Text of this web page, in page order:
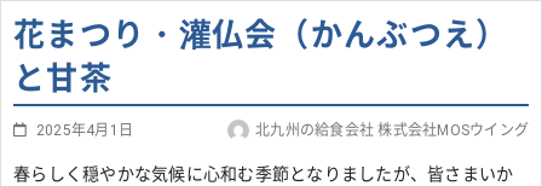
花まつり・灌仏会（かんぶつえ）
と甘茶
2025年4月1日 北九州の給食会社 株式会社MOSウイング
春らしく穏やかな気候に心和む季節となりましたが、皆さまいか